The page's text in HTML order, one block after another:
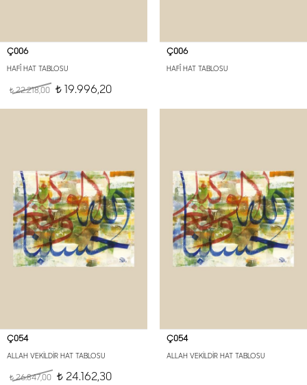
Ç006
HAFÎ HAT TABLOSU
t22.218,00 t 19.996,20
Ç006
HAFÎ HAT TABLOSU
Ç054
ALLAH VEKİLDİR HAT TABLOSU
t26.847,00 t 24.162,30
Ç054
ALLAH VEKİLDİR HAT TABLOSU